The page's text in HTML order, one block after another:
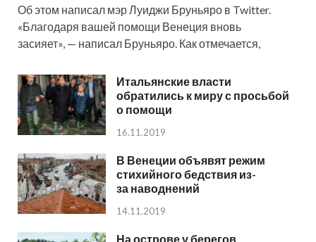
Об этом написал мэр Луиджи Бруньяро в Twitter.
«Благодаря вашей помощи Венеция вновь
засияет», — написал Бруньяро. Как отмечается,
Итальянские власти
обратились к миру с просьбой
о помощи
16.11.2019
В Венеции объявят режим
стихийного бедствия из-
за наводнений
14.11.2019
На острове у берегов